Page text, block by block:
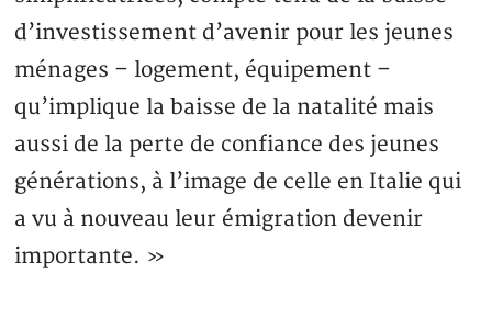
d’investissement d’avenir pour les jeunes
ménages – logement, équipement –
qu’implique la baisse de la natalité mais
aussi de la perte de confiance des jeunes
générations, à l’image de celle en Italie qui
a vu à nouveau leur émigration devenir
importante. »